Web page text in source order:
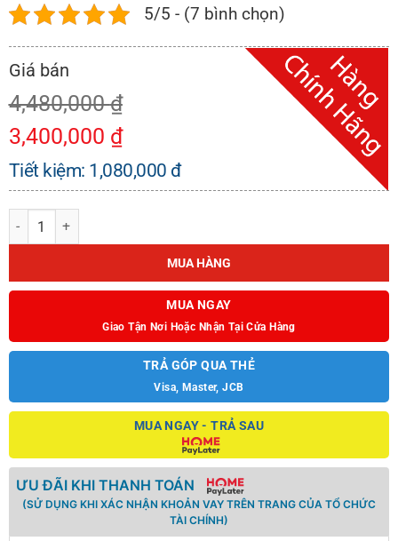
5/5 - (7 bình chọn)
4,480,000₫
3,400,000 ₫
Tiết kiệm: 1,080,000 đ
CHẬU RỬA INOX KAFF KF-P8143 số lượng
MUA HÀNG
MUA NGAY
Giao Tận Nơi Hoặc Nhận Tại Cửa Hàng
TRẢ GÓP QUA THẺ
Visa, Master, JCB
MUA NGAY - TRẢ SAU
ƯU ĐÃI KHI THANH TOÁN
(SỬ DỤNG KHI XÁC NHẬN KHOẢN VAY TRÊN TRANG CỦA TỔ CHỨC
TÀI CHÍNH)